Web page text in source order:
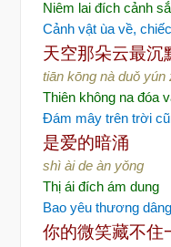
Niêm lai đích cảnh
Cảnh vật ùa về,
天空那朵云最沉
tiān kōng nà duǒ yún
Thiên không na đóa
Đám mây trên trời
是爱的暗涌
shì ài de àn yǒng
Thị ái đích ám dung
Bao yêu thương
你的微笑藏不住